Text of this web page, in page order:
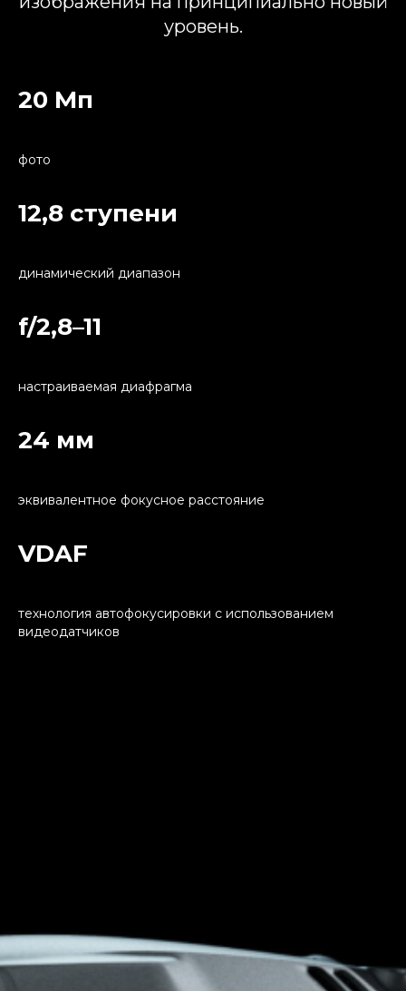
уровень.
20 Мп
фото
12,8 ступени
динамический диапазон
f/2,8–11
настраиваемая диафрагма
24 мм
эквивалентное фокусное расстояние
VDAF
технология автофокусировки с использованием
видеодатчиков